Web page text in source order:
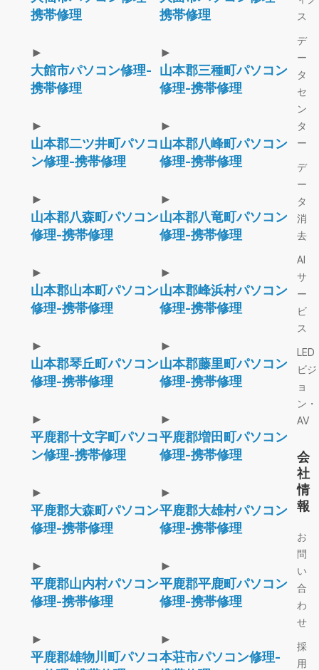
携帯修理
携帯修理
►
大館市パソコン修理-
携帯修理
►
山本郡三種町パソコン
修理-携帯修理
►
山本郡二ツ井町パソコ
ン修理-携帯修理
►
山本郡八峰町パソコン
修理-携帯修理
►
山本郡八森町パソコン
修理-携帯修理
►
山本郡八竜町パソコン
修理-携帯修理
►
山本郡山本町パソコン
修理-携帯修理
►
山本郡峰浜村パソコン
修理-携帯修理
►
山本郡琴丘町パソコン
修理-携帯修理
►
山本郡藤里町パソコン
修理-携帯修理
►
平鹿郡十文字町パソコ
ン修理-携帯修理
►
平鹿郡増田町パソコン
修理-携帯修理
►
平鹿郡大森町パソコン
修理-携帯修理
►
平鹿郡大雄村パソコン
修理-携帯修理
►
平鹿郡山内村パソコン
修理-携帯修理
►
平鹿郡平鹿町パソコン
修理-携帯修理
►
平鹿郡雄物川町パソコ
►
本荘市パソコン修理-
ス
デ
ー
タ
セ
ン
タ
ー
デ
ー
タ
消
去
AI
サ
ー
ビ
ス
LED
ビジ
ョ
ン・
AV
会
社
情
報
お
問
い
合
わ
せ
採
用